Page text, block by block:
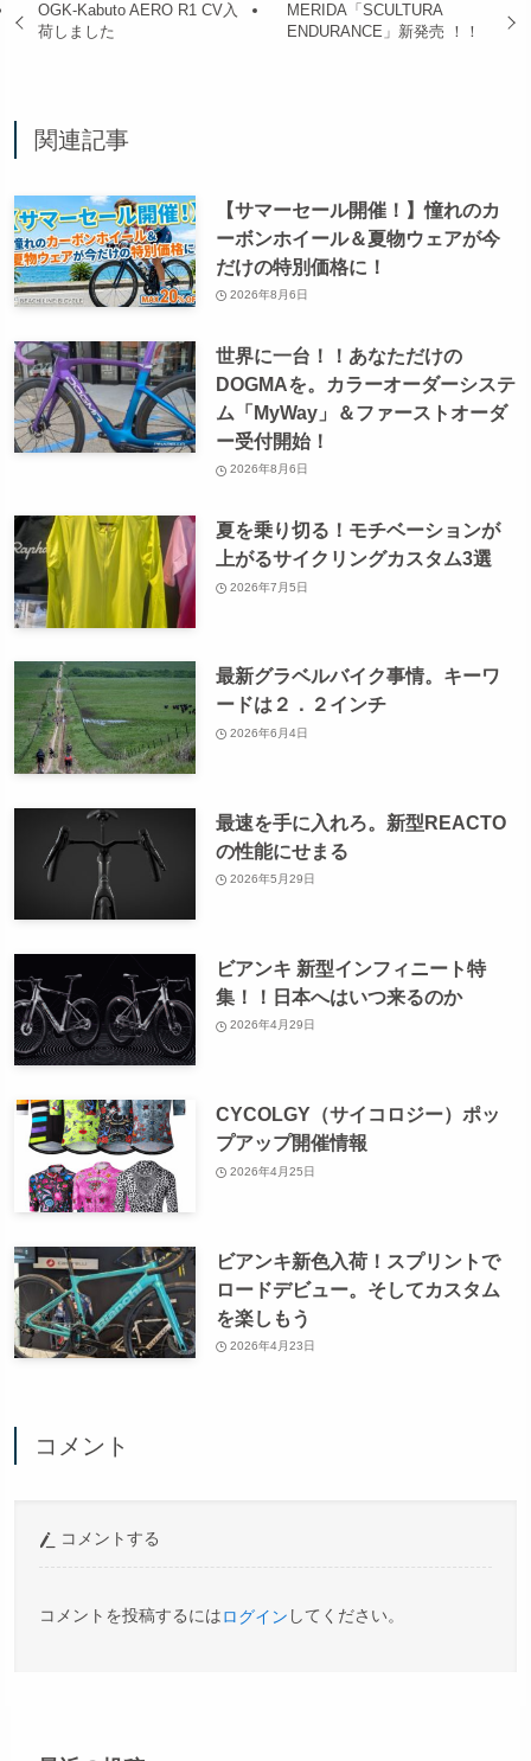
OGK-Kabuto AERO R1 CV入
荷しました
MERIDA「SCULTURA
ENDURANCE」新発売 ！！
関連記事
【サマーセール開催！】憧れのカ
ーボンホイール＆夏物ウェアが今
だけの特別価格に！
2026年8月6日
世界に一台！！あなただけの
DOGMAを。カラーオーダーシステ
ム「MyWay」＆ファーストオーダ
ー受付開始！
2026年8月6日
夏を乗り切る！モチベーションが
上がるサイクリングカスタム3選
2026年7月5日
最新グラベルバイク事情。キーワ
ードは２．２インチ
2026年6月4日
最速を手に入れろ。新型REACTO
の性能にせまる
2026年5月29日
ビアンキ 新型インフィニート特
集！！日本へはいつ来るのか
2026年4月29日
CYCOLGY（サイコロジー）ポッ
プアップ開催情報
2026年4月25日
ビアンキ新色入荷！スプリントで
ロードデビュー。そしてカスタム
を楽しもう
2026年4月23日
コメント
コメントする
コメントを投稿するにはログイン してください。